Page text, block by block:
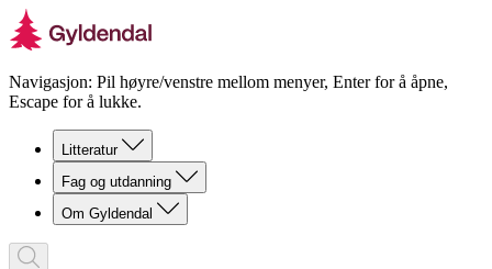
Navigasjon: Pil høyre/venstre mellom menyer, Enter for å åpne,
Escape for å lukke.
Litteratur
Fag og utdanning
Om Gyldendal